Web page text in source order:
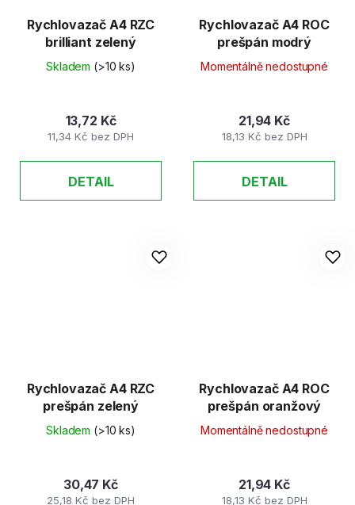
Rychlovazač A4 RZC
brilliant zelený
Skladem (>10 ks)
11,34 Kč bez DPH
13,72 Kč
DETAIL
Rychlovazač A4 ROC
prešpán modrý
Momentálně nedostupné
18,13 Kč bez DPH
21,94 Kč
DETAIL
Rychlovazač A4 RZC
prešpán zelený
Skladem (>10 ks)
25,18 Kč bez DPH
30,47 Kč
Rychlovazač A4 ROC
prešpán oranžový
Momentálně nedostupné
18,13 Kč bez DPH
21,94 Kč